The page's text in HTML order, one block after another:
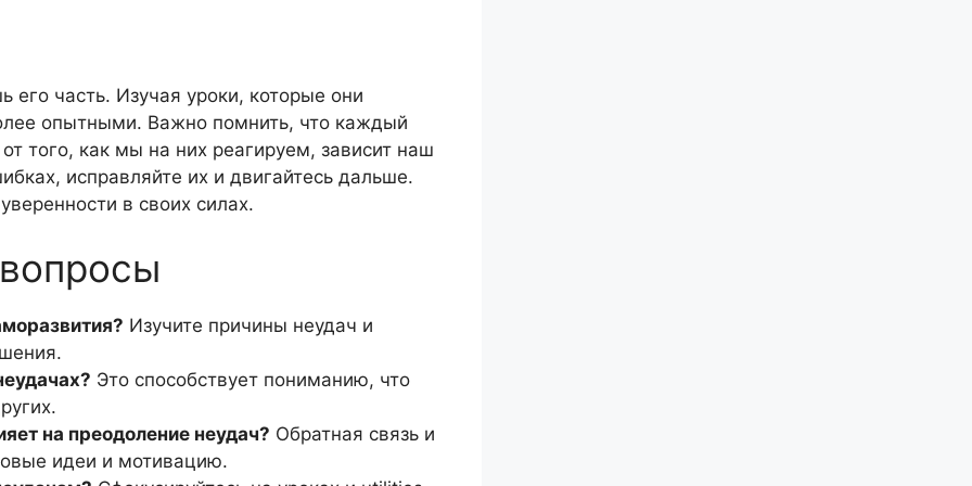
его часть. Изучая уроки, которые они
опытными. Важно помнить, что каждый
того, как мы на них реагируем, зависит наш
исправляйте их и двигайтесь дальше.
в своих силах.
Изучите причины неудач и
Это способствует пониманию, что
на преодоление неудач? Обратная связь и
идеи и мотивацию.